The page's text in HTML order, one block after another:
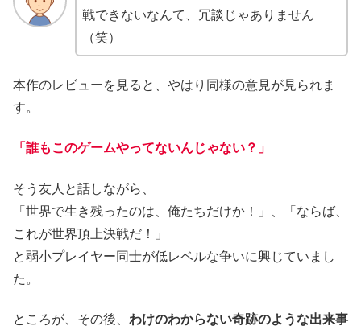
戦できないなんて、冗談じゃありません
（笑）
本作のレビューを見ると、やはり同様の意見が見られま
す。
「誰もこのゲームやってないんじゃない？」
そう友人と話しながら、
「世界で生き残ったのは、俺たちだけか！」、「ならば、
これが世界頂上決戦だ！」
と弱小プレイヤー同士が低レベルな争いに興じていまし
た。
ところが、その後、 わけのわからない奇跡のような出来事